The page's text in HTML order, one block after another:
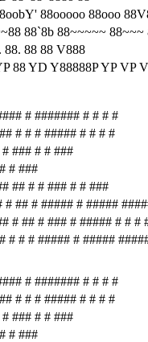
88ooooo 88ooo
88`8b 88~~~~~ 88~~~
88. 88 88 V888
88 YD Y88888P YP VP
# ####### # # # #
# # # ##### # # # #
### # # ###
# ###
## # # ### # # ###
## # ##### # #####
# ## # ### # ##### # # #
# # # ##### # #####
# ####### # # # #
# # # ##### # # # #
### # # ###
# ###